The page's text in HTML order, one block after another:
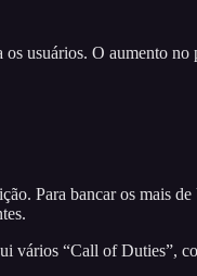
usuários. O aumento no
Para bancar os mais
vários “Call of Duties”,